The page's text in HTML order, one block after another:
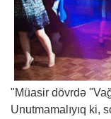
"Müasir dövrdə
Unutmamalıyıq ki,